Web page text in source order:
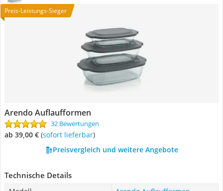
Preis-Leistungs-Sieger
Arendo Auflaufformen
32 Bewertungen
ab 39,00 € ( Sofort lieferbar)
Preisvergleich und weitere Angebote
Technische Details